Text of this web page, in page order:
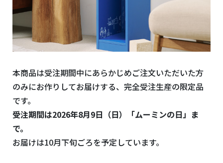
本商品は受注期間中にあらかじめご注文いただいた方
のみにお作りしてお届けする、完全受注生産の限定品
です。
受注期間は2026年8月9日（日）「ムーミンの日」ま
で。
お届けは10月下旬ごろを予定しています。